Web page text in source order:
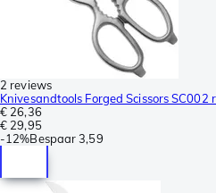
2 reviews
Knivesandtools Forged Scissors
€ 26,36
€ 29,95
-12%Bespaar 3,59